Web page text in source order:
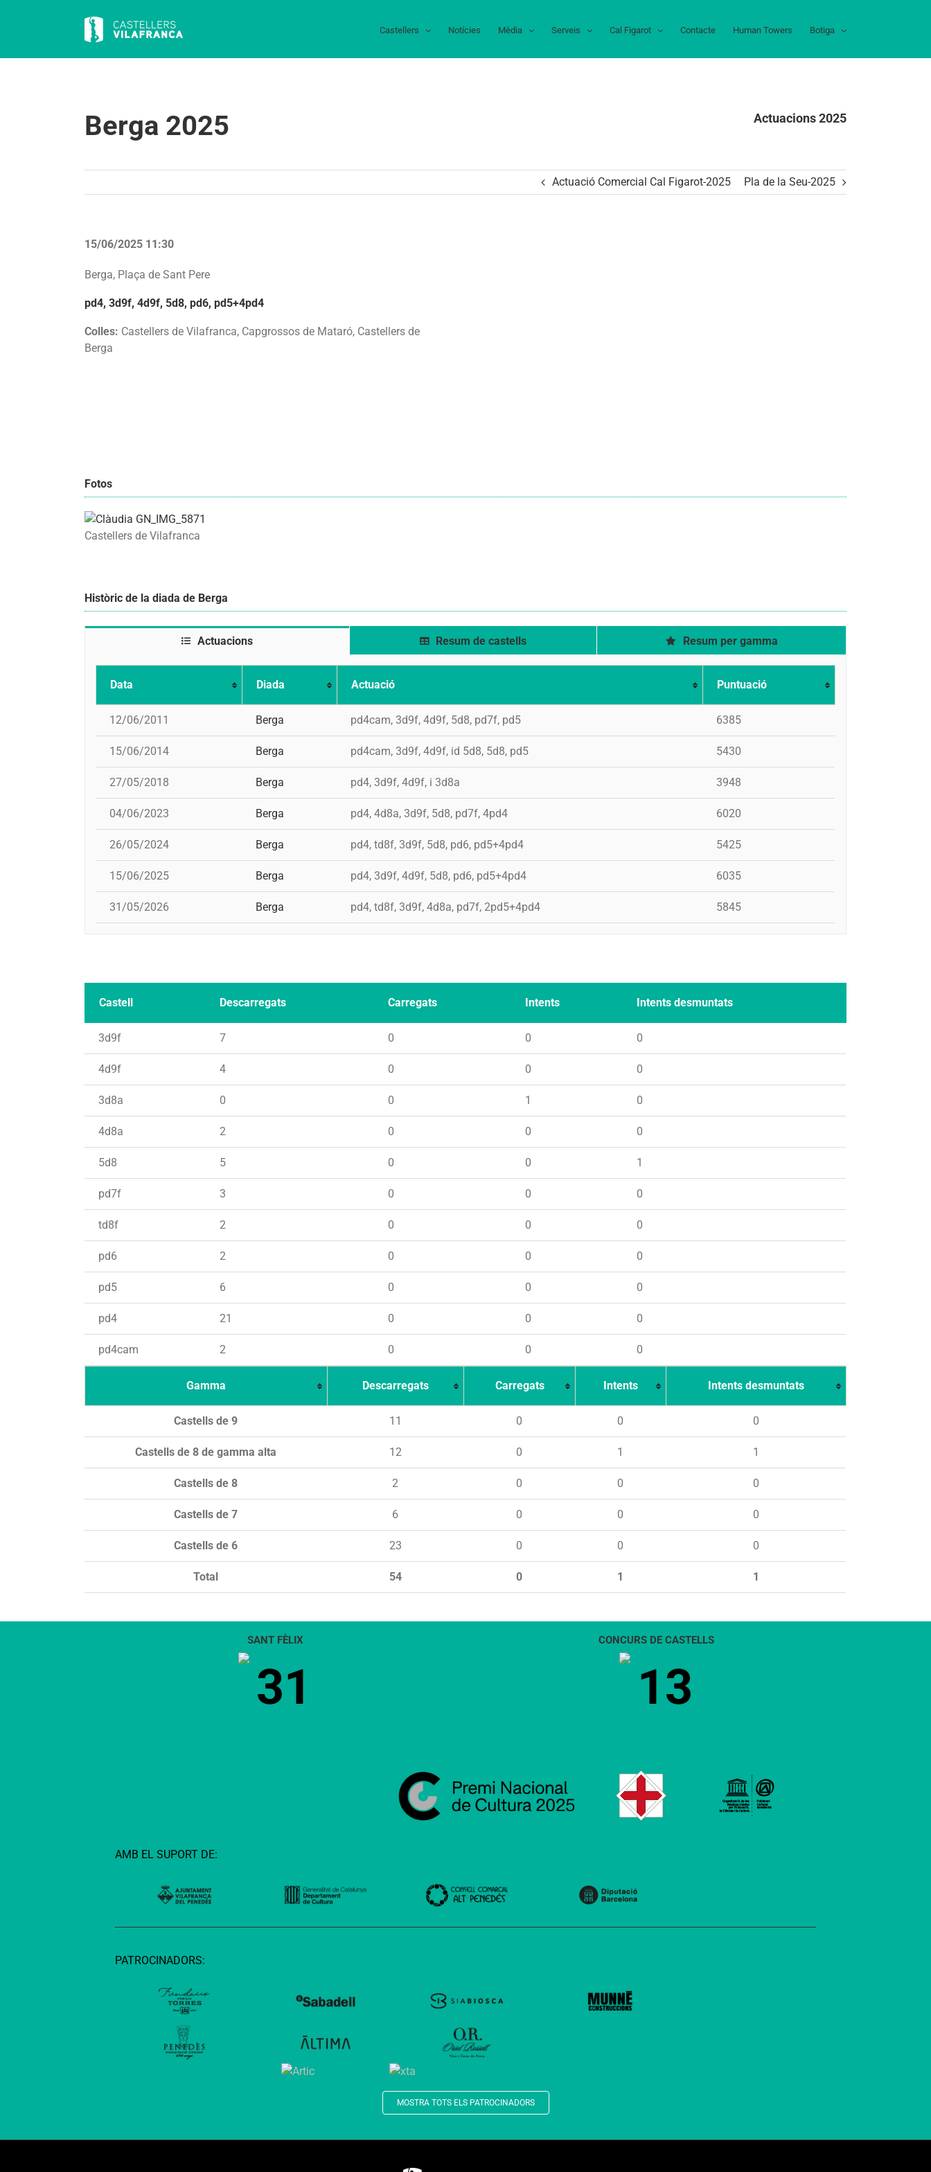
Castellers Notícies Mèdia Serveis Cal Figarot Contacte Human Towers Botiga
Berga 2025 Actuacions 2025
Actuació Comercial Cal Figarot-2025 Pla de la Seu-2025
15/06/2025 11:30
Berga, Plaça de Sant Pere
pd4, 3d9f, 4d9f, 5d8, pd6, pd5+4pd4
Colles: Castellers de Vilafranca, Capgrossos de Mataró, Castellers de
Berga
Fotos
Castellers de Vilafranca
Històric de la diada de Berga
Actuacions Resum de castells Resum per gamma
Data Diada Actuació Puntuació
12/06/2011 Berga pd4cam, 3d9f, 4d9f, 5d8, pd7f, pd5 6385
15/06/2014 Berga pd4cam, 3d9f, 4d9f, id 5d8, 5d8, pd5 5430
27/05/2018 Berga pd4, 3d9f, 4d9f, i 3d8a 3948
04/06/2023 Berga pd4, 4d8a, 3d9f, 5d8, pd7f, 4pd4 6020
26/05/2024 Berga pd4, td8f, 3d9f, 5d8, pd6, pd5+4pd4 5425
15/06/2025 Berga pd4, 3d9f, 4d9f, 5d8, pd6, pd5+4pd4 6035
31/05/2026 Berga pd4, td8f, 3d9f, 4d8a, pd7f, 2pd5+4pd4 5845
Castell Descarregats Carregats Intents Intents desmuntats
3d9f 7 0 0 0
4d9f 4 0 0 0
3d8a 0 0 1 0
4d8a 2 0 0 0
5d8 5 0 0 1
pd7f 3 0 0 0
td8f 2 0 0 0
pd6 2 0 0 0
pd5 6 0 0 0
pd4 21 0 0 0
pd4cam 2 0 0 0
Gamma Descarregats Carregats Intents Intents desmuntats
Total 54 0 1 1
Castells de 9 11 0 0 0
Castells de 8 de gamma alta 12 0 1 1
Castells de 8 2 0 0 0
Castells de 7 6 0 0 0
Castells de 6 23 0 0 0
SANT FÈLIX
31
CONCURS DE CASTELLS
13
AMB EL SUPORT DE:
PATROCINADORS:
MOSTRA TOTS ELS PATROCINADORS